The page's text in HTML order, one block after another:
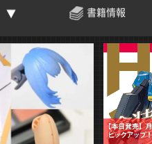
書籍情報